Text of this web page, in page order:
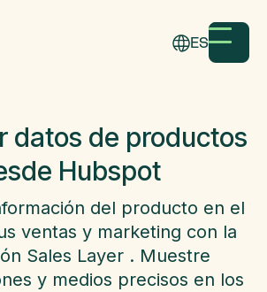
ES
datos de productos
Hubspot
del producto en el
ventas y marketing con la
Sales Layer . Muestre
y medios precisos en los